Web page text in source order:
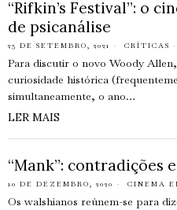
“Rifkin’s Festival”: o
de psicanálise
23 DE SETEMBRO, 2021 CRÍTICAS ·
Para discutir o novo Woody
curiosidade histórica
simultaneamente, o ano…
LER MAIS
“Mank”: contradições
10 DE DEZEMBRO, 2020 CINEMA
Os walshianos reúnem-se para